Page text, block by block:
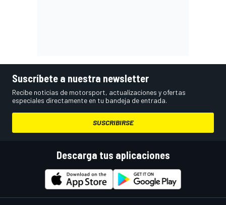
Suscríbete a nuestra newsletter
Recibe noticias de motorsport, actualizaciones y ofertas
especiales directamente en tu bandeja de entrada.
SUSCRIBIRSE
Descarga tus aplicaciones